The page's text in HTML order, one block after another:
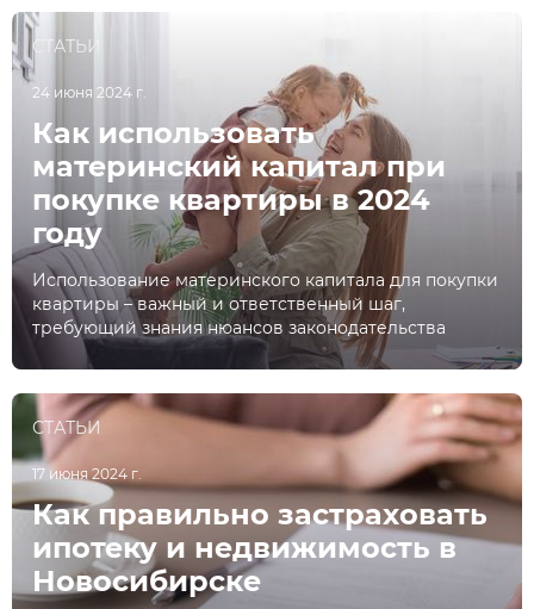
СТАТЬИ
24 июня 2024 г.
Как использовать
материнский капитал при
покупке квартиры в 2024
году
Использование материнского капитала для покупки
квартиры – важный и ответственный шаг,
требующий знания нюансов законодательства
СТАТЬИ
17 июня 2024 г.
Как правильно застраховать
ипотеку и недвижимость в
Новосибирске